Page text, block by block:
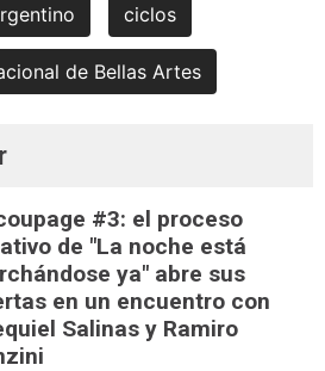
ciclos
de Bellas Artes
#3: el proceso
de "La noche está
ya" abre sus
en un encuentro con
Salinas y Ramiro